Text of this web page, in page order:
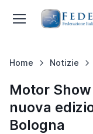
Home Notizie
Motor
nuova
Bologna